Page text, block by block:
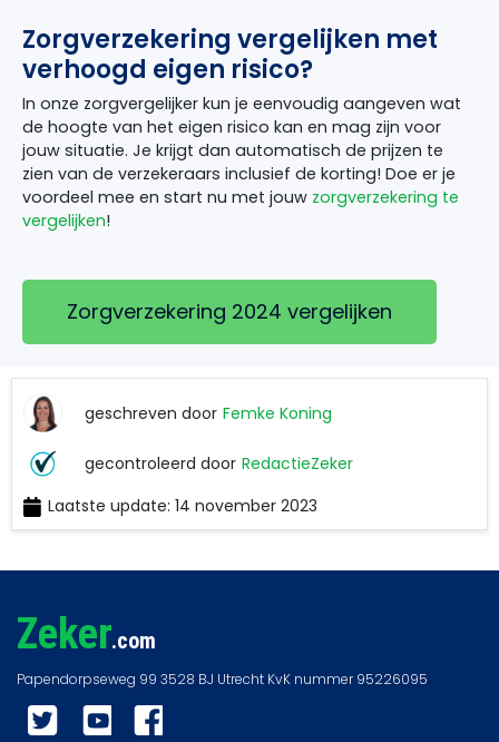
Zorgverzekering vergelijken met
verhoogd eigen risico?
In onze zorgvergelijker kun je eenvoudig aangeven wat
de hoogte van het eigen risico kan en mag zijn voor
jouw situatie. Je krijgt dan automatisch de prijzen te
zien van de verzekeraars inclusief de korting! Doe er je
voordeel mee en start nu met jouw zorgverzekering te
vergelijken!
Zorgverzekering 2024 vergelijken
geschreven door Femke Koning
Femke
gecontroleerd door RedactieZeker
RedactieZeker
Laatste update: 14 november 2023
Zeker.com
Twitter YouTube